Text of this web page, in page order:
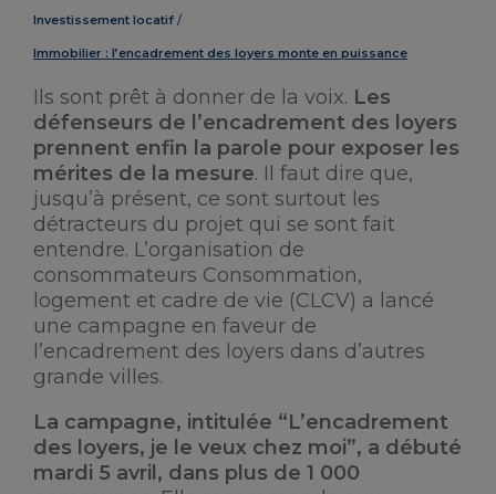
Investissement locatif
Immobilier : l’encadrement des loyers monte en puissance
Ils sont prêt à donner de la voix. Les
défenseurs de l’encadrement des loyers
prennent enfin la parole pour exposer les
mérites de la mesure. Il faut dire que,
jusqu’à présent, ce sont surtout les
détracteurs du projet qui se sont fait
entendre. L’organisation de
consommateurs Consommation,
logement et cadre de vie (CLCV) a lancé
une campagne en faveur de
l’encadrement des loyers dans d’autres
grande villes.
La campagne, intitulée “L’encadrement
des loyers, je le veux chez moi”, a débuté
mardi 5 avril, dans plus de 1 000